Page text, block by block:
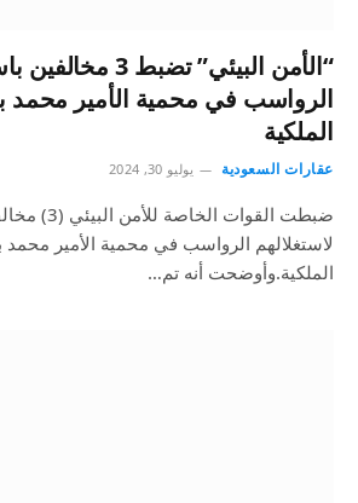
“الأمن البيئي” تضبط 3
الرواسب في محمية الأمير محمد
الملكية
عقارات السعودية يوليو 30, 2024
ضبطت القوات
لاستغلالهم الرواسب في محمية الأمير
الملكية.وأوضحت أنه تم…